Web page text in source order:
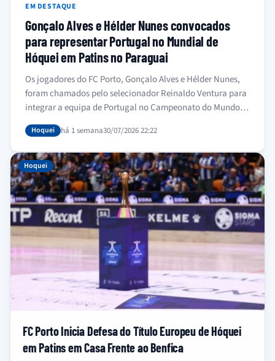
EM DESTAQUE
Gonçalo Alves e Hélder Nunes convocados
para representar Portugal no Mundial de
Hóquei em Patins no Paraguai
Os jogadores do FC Porto, Gonçalo Alves e Hélder Nunes,
foram chamados pelo selecionador Reinaldo Ventura para
integrar a equipa de Portugal no Campeonato do Mundo
de Hóquei em Patins de 2026, que se realizará em…
Hoquei há 1 semana30/07/2026 22:22
Hoquei
FC Porto Inicia Defesa do Título Europeu de Hóquei
em Patins em Casa Frente ao Benfica